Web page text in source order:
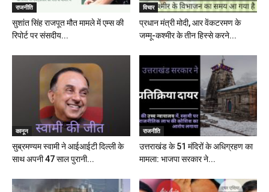
राजनीति
सुशांत सिंह राजपूत मौत मामले में एम्स की
रिपोर्ट पर संसदीय...
विचार
प्रधान मंत्री मोदी, आर वेंकटरमण के
जम्मू-कश्मीर के तीन हिस्से करने...
कानून
सुब्रमण्यम स्वामी ने आईआईटी दिल्ली के
साथ अपनी 47 साल पुरानी...
राजनीति
उत्तराखंड के 51 मंदिरों के अधिग्रहण का
मामला: भाजपा सरकार ने...